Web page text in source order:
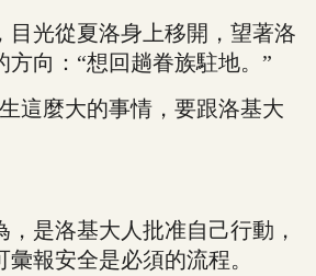
光從夏洛身上移開，望著洛
方向：“想回趟眷族駐地。”
麼大的事情，要跟洛基大
是洛基大人批准自己行動，
報安全是必須的流程。